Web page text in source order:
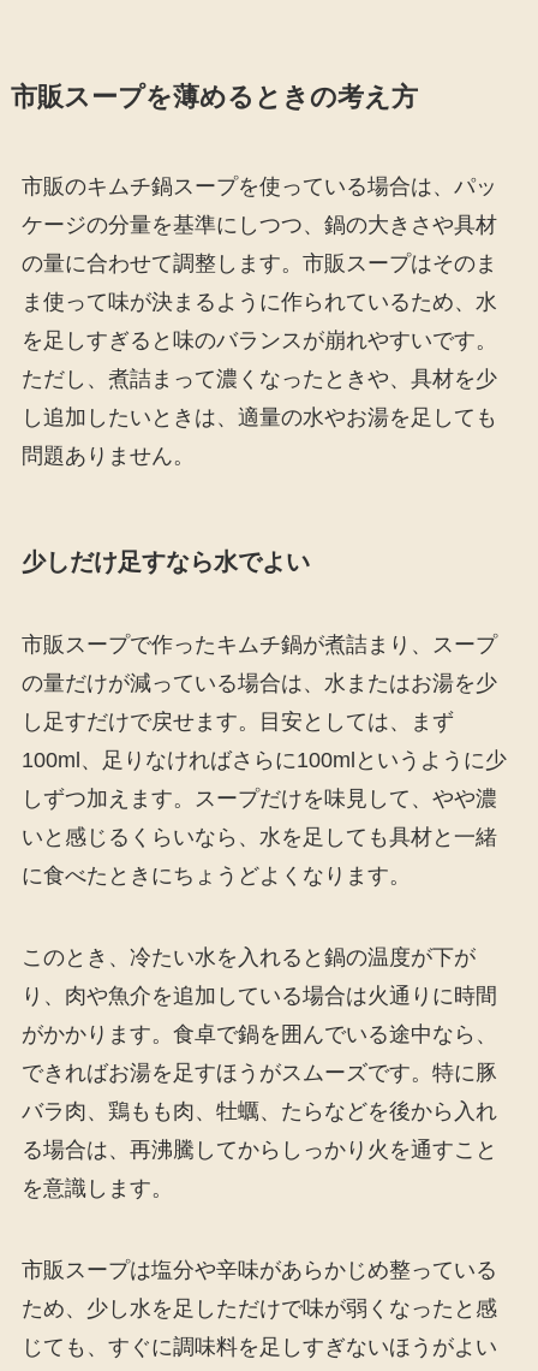
市販スープを薄めるときの考え方
市販のキムチ鍋スープを使っている場合は、パッ
ケージの分量を基準にしつつ、鍋の大きさや具材
の量に合わせて調整します。市販スープはそのま
ま使って味が決まるように作られているため、水
を足しすぎると味のバランスが崩れやすいです。
ただし、煮詰まって濃くなったときや、具材を少
し追加したいときは、適量の水やお湯を足しても
問題ありません。
少しだけ足すなら水でよい
市販スープで作ったキムチ鍋が煮詰まり、スープ
の量だけが減っている場合は、水またはお湯を少
し足すだけで戻せます。目安としては、まず
100ml、足りなければさらに100mlというように少
しずつ加えます。スープだけを味見して、やや濃
いと感じるくらいなら、水を足しても具材と一緒
に食べたときにちょうどよくなります。
このとき、冷たい水を入れると鍋の温度が下が
り、肉や魚介を追加している場合は火通りに時間
がかかります。食卓で鍋を囲んでいる途中なら、
できればお湯を足すほうがスムーズです。特に豚
バラ肉、鶏もも肉、牡蠣、たらなどを後から入れ
る場合は、再沸騰してからしっかり火を通すこと
を意識します。
市販スープは塩分や辛味があらかじめ整っている
ため、少し水を足しただけで味が弱くなったと感
じても、すぐに調味料を足しすぎないほうがよい